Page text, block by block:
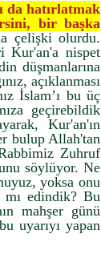
da hatırlatmak
bir başka
çelişki olurdu.
Kur'an'a nispet
düşmanlarına
açıklanması
İslam’ı bu üç
geçirebildik
Kur'an'ın
bulup Allah'tan
Zuhruf
söylüyor. Ne
yoksa onu
edindik? Bu
mahşer günü
uyarıyı yapan